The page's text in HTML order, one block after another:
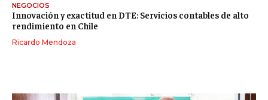
NEGOCIOS
Innovación y exactitud en DTE: Servicios contables de alto
rendimiento en Chile
Ricardo Mendoza